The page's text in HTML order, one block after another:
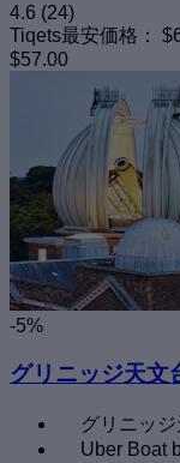
4.6 (24)
Tiqets最安価格：
$57.00
-5%
グリニッジ天文
グリニッ
Uber Boat